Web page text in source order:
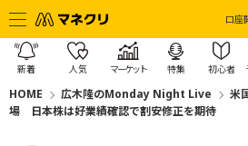
口座
新着 人気 マーケット 特集 初心者
HOME 広木隆のMonday Night Live
米
場 日本株は好業績確認で割安修正を期待